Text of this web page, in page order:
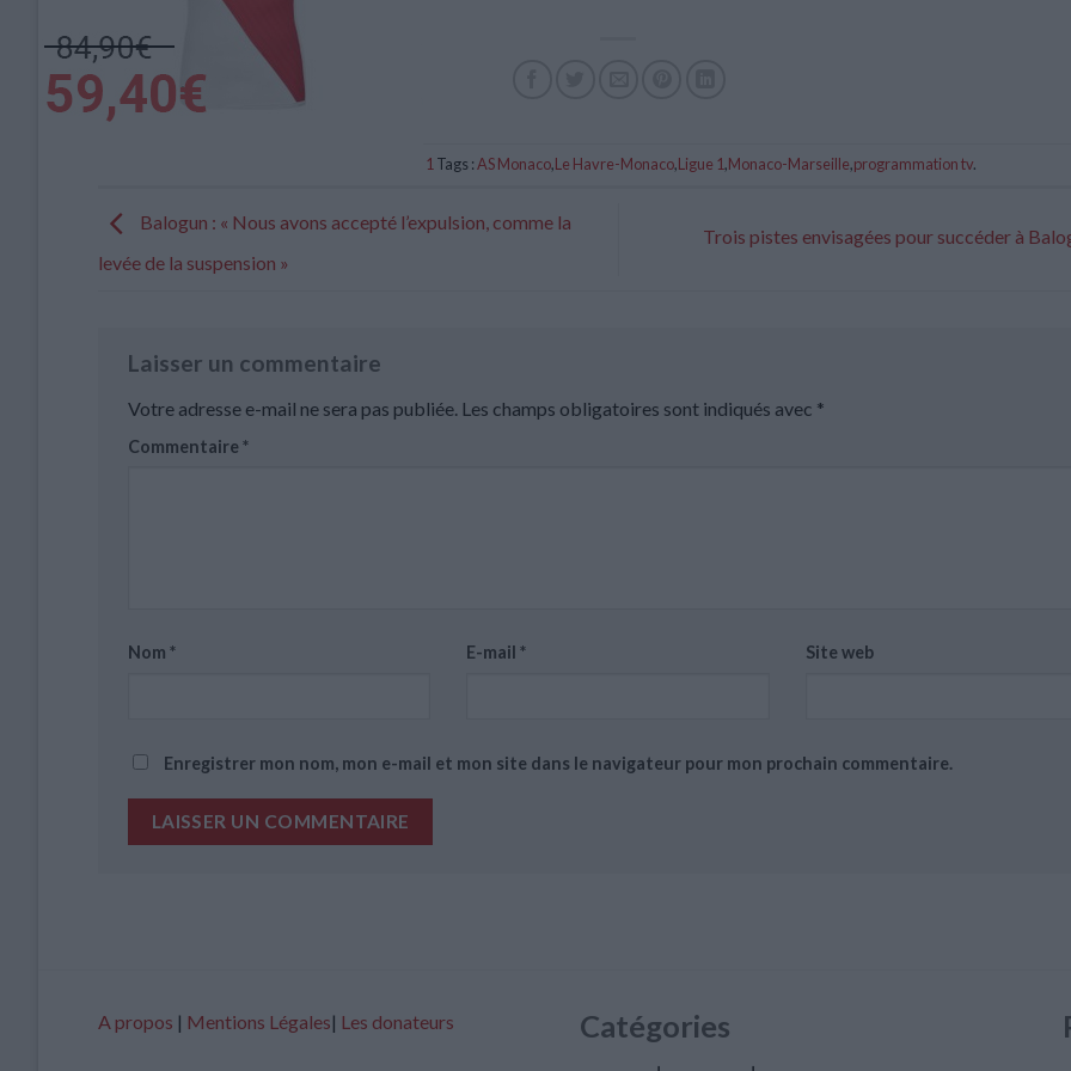
Ligue 1 Tags :AS Monaco,Le Havre-Monaco,Ligue 1,Monaco-Marseille,programmation tv.
Balogun : « Nous avons accepté l’expulsion, comme la
levée de la suspension »
Trois pistes envisagées pour succéder à
Laisser un commentaire
Votre adresse e-mail ne sera pas publiée. Les champs obligatoires sont indiqués avec *
Commentaire*
Nom * E-mail* Site web
Enregistrer mon nom, mon e-mail et mon site dans le navigateur pour mon prochain commentaire.
A propos | Mentions Légales| Les donateurs Catégories